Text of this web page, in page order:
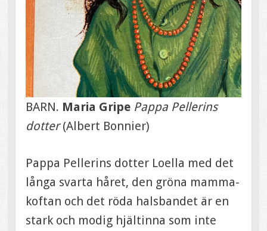
BARN. Maria Gripe Pappa Pellerins
dotter(Albert Bonnier)
Pappa Pellerins dotter Loella med det
långa svarta håret, den gröna mamma-
koftan och det röda halsbandet är en
stark och modig hjältinna som inte